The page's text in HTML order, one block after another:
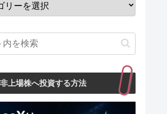
上場株へ投資する方法